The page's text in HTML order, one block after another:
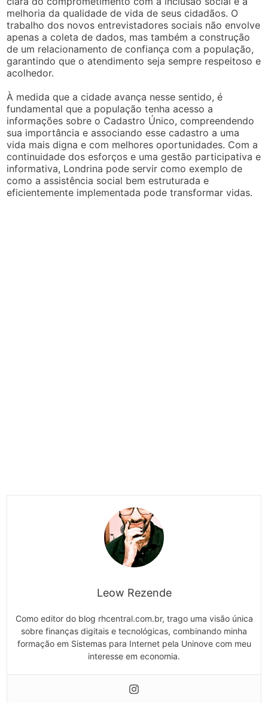
melhoria da qualidade de vida de seus cidadãos. O
trabalho dos novos entrevistadores sociais não envolve
apenas a coleta de dados, mas também a construção
de um relacionamento de confiança com a população,
garantindo que o atendimento seja sempre respeitoso e
acolhedor.
À medida que a cidade avança nesse sentido, é
fundamental que a população tenha acesso a
informações sobre o Cadastro Único, compreendendo
sua importância e associando esse cadastro a uma
vida mais digna e com melhores oportunidades. Com a
continuidade dos esforços e uma gestão participativa e
informativa, Londrina pode servir como exemplo de
como a assistência social bem estruturada e
eficientemente implementada pode transformar vidas.
Leow Rezende
Como editor do blog rhcentral.com.br, trago uma visão única
sobre finanças digitais e tecnológicas, combinando minha
formação em Sistemas para Internet pela Uninove com meu
interesse em economia.